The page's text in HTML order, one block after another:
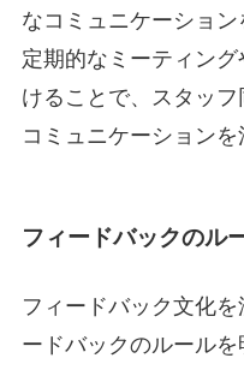
なコミュニケーション
定期的なミーティン
けることで、スタッ
コミュニケーションを
フィードバックのル
フィードバック文化
ードバックのルールを